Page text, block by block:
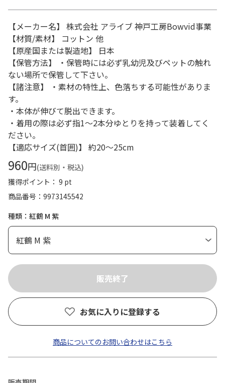
【メーカー名】 株式会社 アライブ 神戸工房Bowvid事業
【材質/素材】 コットン 他
【原産国または製造地】 日本
【保管方法】 ・保管時には必ず乳幼児及びペットの触れ
ない場所で保管して下さい。
【諸注意】 ・素材の特性上、色落ちする可能性がありま
す。
・本体が伸びて脱出できます。
・着用の際は必ず指1～2本分ゆとりを持って装着してく
ださい。
【適応サイズ(首囲)】 約20～25cm
960円(送料別・税込)
獲得ポイント： 9 pt
商品番号
9973145542
種類：紅鶴 M 紫
お気に入りに登録する
商品についてのお問い合わせはこちら